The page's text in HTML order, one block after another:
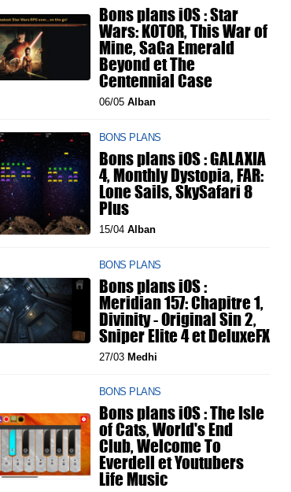
Bons plans iOS : Star
Wars: KOTOR, This War of
Mine, SaGa Emerald
Beyond et The
Centennial Case
06/05 Alban
BONS PLANS
Bons plans iOS : GALAXIA
4, Monthly Dystopia, FAR:
Lone Sails, SkySafari 8
Plus
15/04 Alban
BONS PLANS
Bons plans iOS :
Meridian 157: Chapitre 1,
Divinity - Original Sin 2,
Sniper Elite 4 et DeluxeFX
27/03 Medhi
BONS PLANS
Bons plans iOS : The Isle
of Cats, World's End
Club, Welcome To
Everdell et Youtubers
Life Music